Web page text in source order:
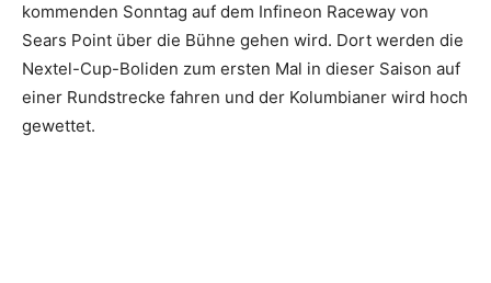
kommenden Sonntag auf dem Infineon Raceway von
Sears Point über die Bühne gehen wird. Dort werden die
Nextel-Cup-Boliden zum ersten Mal in dieser Saison auf
einer Rundstrecke fahren und der Kolumbianer wird hoch
gewettet.